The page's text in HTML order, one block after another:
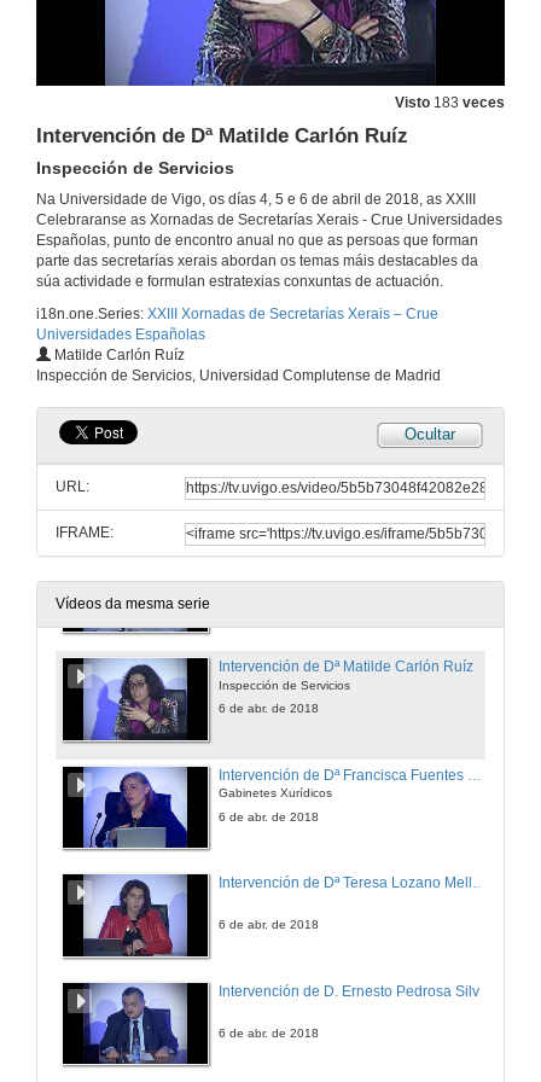
Visto 183 veces
Intervención de Dª Matilde Carlón Ruíz
Inspección de Servicios
Na Universidade de Vigo, os días 4, 5 e 6 de abril de 2018, as XXIII
Celebraranse as Xornadas de Secretarías Xerais - Crue Universidades
Españolas, punto de encontro anual no que as persoas que forman
parte das secretarías xerais abordan os temas máis destacables da
súa actividade e formulan estratexias conxuntas de actuación.
i18n.one.Series: XXIII Xornadas de Secretarías Xerais – Crue
Universidades Españolas
Matilde Carlón Ruíz
Inspección de Servicios, Universidad Complutense de Madrid
Ocultar
URL:
IFRAME:
Vídeos da mesma serie
Intervención de D. José Romay Martínez
5 de abr. de 2018
Intervención de Dª María Álvarez Ariza
5 de abr. de 2018
Intervención de D. Cristóbal Molina Navarrete
5 de abr. de 2018
6 de abr. de 2018
(Rolda de preguntas) Aplicación da Lei de Contratos do Sector Público nas universidades españolas
6 de abr. de 2018
Intervención de Dª Belén Noguera de la Muela
Intervención de Dª Matilde Carlón Ruíz
Inspección de Servicios
6 de abr. de 2018
Gabinetes Xurídicos
6 de abr. de 2018
Intervención de Dª Teresa Lozano Mellado
6 de abr. de 2018
Intervención de D. Ernesto Pedrosa Silva
6 de abr. de 2018